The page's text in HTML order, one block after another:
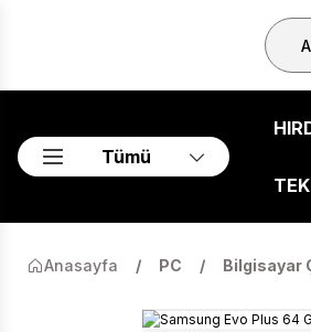
Tümü
Anasayfa PC Bilgisayar